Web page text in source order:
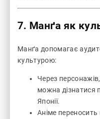
7. Манґа як
Манґа допомагає
культурою:
Через
можна дізнатися
Японії.
Аніме